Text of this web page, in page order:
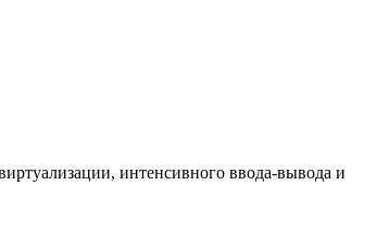
интенсивного ввода-вывода и